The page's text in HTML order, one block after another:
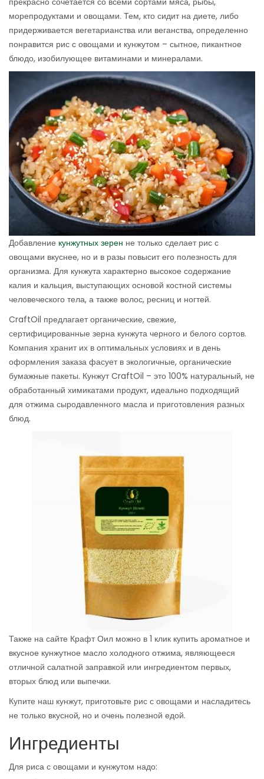
морепродуктами и овощами. Тем, кто сидит на диете, либо
придерживается вегетарианства или веганства, определенно
понравится рис с овощами и кунжутом – сытное, пикантное
блюдо, изобилующее витаминами и минералами.
Добавление кунжутных зерен не только сделает рис с
овощами вкуснее, но и в разы повысит его полезность для
организма. Для кунжута характерно высокое содержание
калия и кальция, выступающих основой костной системы
человеческого тела, а также волос, ресниц и ногтей.
CraftOil предлагает органические, свежие,
сертифицированные зерна кунжута черного и белого сортов.
Компания хранит их в оптимальных условиях и в день
оформления заказа фасует в экологичные, органические
бумажные пакеты. Кунжут CraftOil – это 100% натуральный, не
обработанный химикатами продукт, идеально подходящий
для отжима сыродавленного масла и приготовления разных
блюд.
Также на сайте Крафт Оил можно в 1 клик купить ароматное и
вкусное кунжутное масло холодного отжима, являющееся
отличной салатной заправкой или ингредиентом первых,
вторых блюд или выпечки.
Купите наш кунжут, приготовьте рис с овощами и насладитесь
не только вкусной, но и очень полезной едой.
Ингредиенты
Для риса с овощами и кунжутом надо: